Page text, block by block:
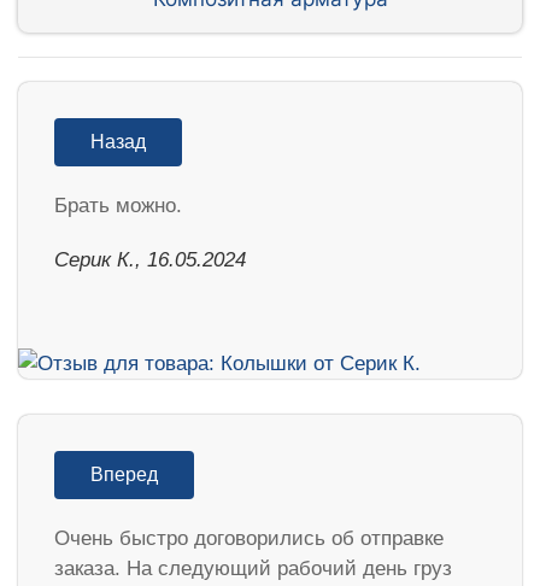
Назад
Брать можно.
Серик К., 16.05.2024
Вперед
Очень быстро договорились об отправке
заказа. На следующий рабочий день груз